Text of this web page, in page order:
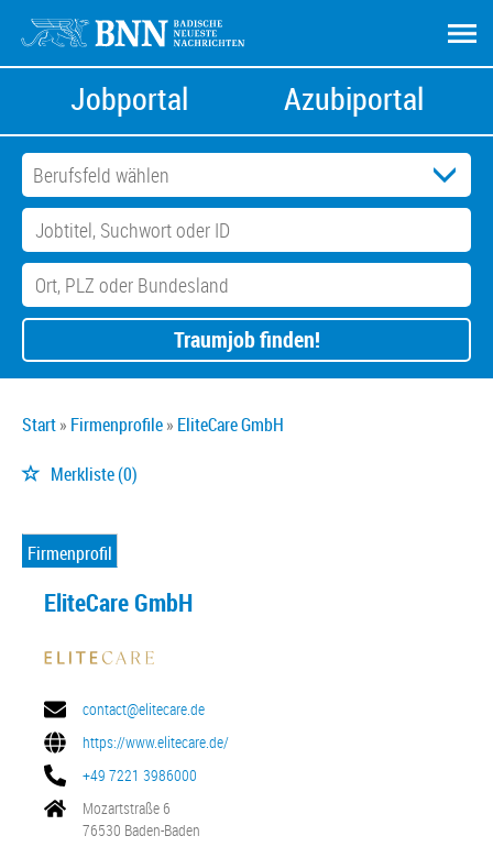
Jobportal Azubiportal
Traumjob finden!
Start Firmenprofile EliteCare GmbH
Merkliste(0)
Firmenprofil
EliteCare GmbH
contact@elitecare.de
https://www.elitecare.de/
+49 7221 3986000
Mozartstraße 6
76530 Baden-Baden